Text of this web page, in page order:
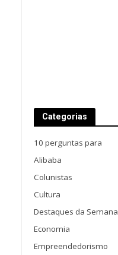
Categorias
10 perguntas para
Alibaba
Colunistas
Cultura
Destaques da Semana
Economia
Empreendedorismo